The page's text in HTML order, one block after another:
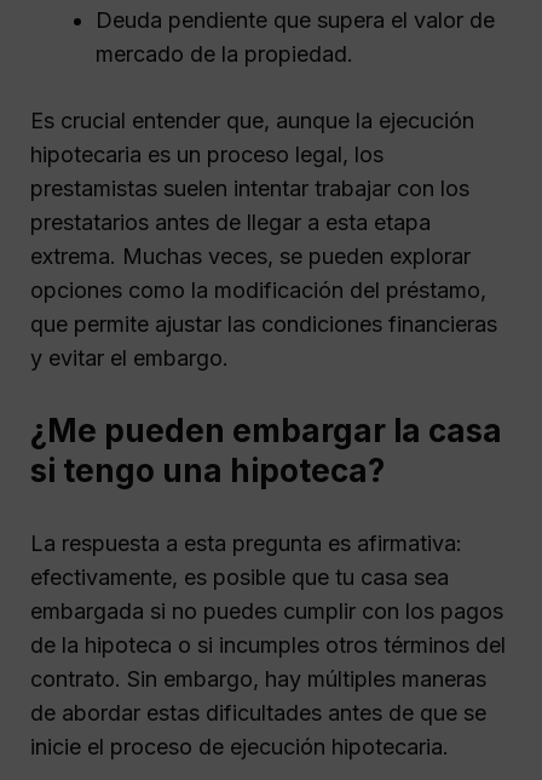
Deuda pendiente que supera el valor de
mercado de la propiedad.
Es crucial entender que, aunque la ejecución
hipotecaria es un proceso legal, los
prestamistas suelen intentar trabajar con los
prestatarios antes de llegar a esta etapa
extrema. Muchas veces, se pueden explorar
opciones como la modificación del préstamo,
que permite ajustar las condiciones financieras
y evitar el embargo.
¿Me pueden embargar la casa
si tengo una hipoteca?
La respuesta a esta pregunta es afirmativa:
efectivamente, es posible que tu casa sea
embargada si no puedes cumplir con los pagos
de la hipoteca o si incumples otros términos del
contrato. Sin embargo, hay múltiples maneras
de abordar estas dificultades antes de que se
inicie el proceso de ejecución hipotecaria.